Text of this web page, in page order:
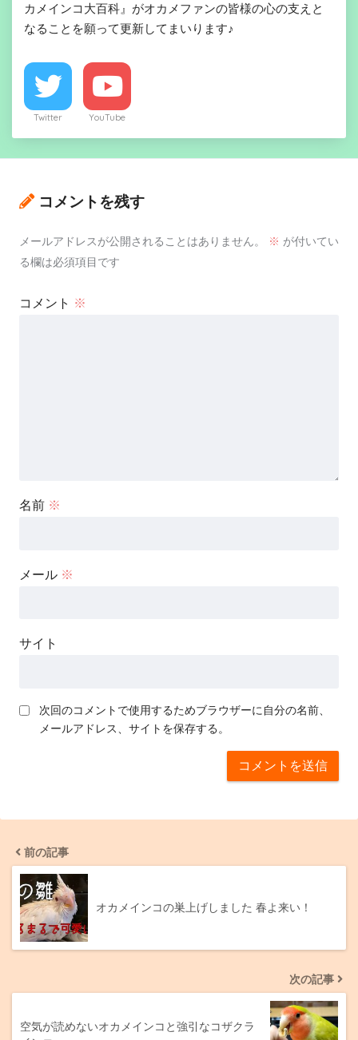
カメインコ大百科』がオカメファンの皆様の心の支えと
なることを願って更新してまいります♪
Twitter YouTube
コメントを残す
メールアドレスが公開されることはありません。 ※ が付いてい
る欄は必須項目です
コメント ※
名前 ※
メール ※
サイト
次回のコメントで使用するためブラウザーに自分の名前、
メールアドレス、サイトを保存する。
前の記事
オカメインコの巣上げしました 春よ来い！
次の記事
空気が読めないオカメインコと強引なコザクラ